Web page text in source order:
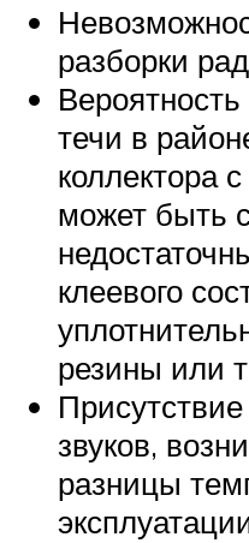
разборки
течи в
коллектора
может быть
клеевого
резины или
звуков,
разницы